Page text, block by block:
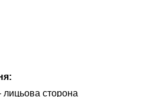
лицьова сторона